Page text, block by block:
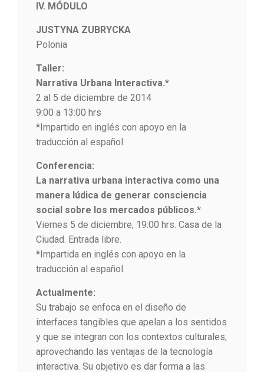
IV. MÓDULO
JUSTYNA ZUBRYCKA
Polonia
Taller:
Narrativa Urbana Interactiva.*
2 al 5 de diciembre de 2014
9:00 a 13:00 hrs
*Impartido en inglés con apoyo en la
traducción al español.
Conferencia:
La narrativa urbana interactiva como una
manera lúdica de generar consciencia
social sobre los mercados públicos.*
Viernes 5 de diciembre, 19:00 hrs. Casa de la
Ciudad. Entrada libre.
*Impartida en inglés con apoyo en la
traducción al español.
Actualmente:
Su trabajo se enfoca en el diseño de
interfaces tangibles que apelan a los sentidos
y que se integran con los contextos culturales,
aprovechando las ventajas de la tecnología
interactiva. Su objetivo es dar forma a las